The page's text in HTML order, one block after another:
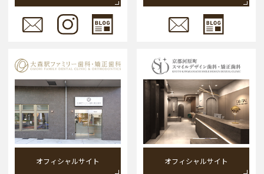
オフィシャルサイト オフィシャルサイト